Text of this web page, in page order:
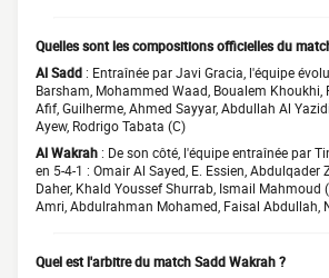
Quelles sont les compositions officielles du
Al Sadd : Entraînée par Javi Gracia, l'équipe
Barsham, Mohammed Waad, Boualem Khoukhi,
Afif, Guilherme, Ahmed Sayyar, Abdullah Al
Ayew, Rodrigo Tabata (C)
Al Wakrah : De son côté, l'équipe entraînée par
en 5-4-1 : Omair Al Sayed, E. Essien, Abdulqader
Daher, Khald Youssef Shurrab, Ismail Mahmoud
Amri, Abdulrahman Mohamed, Faisal Abdullah,
Quel est l'arbitre du match Sadd Wakrah ?